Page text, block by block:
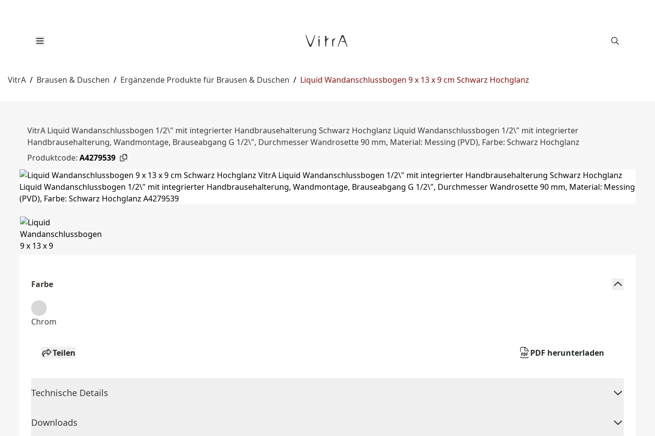
VitrA / Brausen & Duschen / Ergänzende Produkte für Brausen & Duschen / Liquid Wandanschlussbogen 9 x 13 x 9 cm Schwarz Hochglanz
VitrA Liquid Wandanschlussbogen 1/2\" mit integrierter Handbrausehalterung Schwarz Hochglanz Liquid Wandanschlussbogen 1/2\" mit integrierter
Handbrausehalterung, Wandmontage, Brauseabgang G 1/2\", Durchmesser Wandrosette 90 mm, Material: Messing (PVD), Farbe: Schwarz Hochglanz
Produktcode: A4279539
Farbe
Chrom
Teilen PDF herunterladen
Technische Details
Downloads